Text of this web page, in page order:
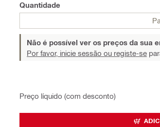
Quantidade
Não é possível ver os preços da sua
Por favor, inicie sessão ou registe-se
Preço líquido (com desconto)